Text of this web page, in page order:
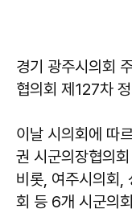
경기 광주시의회
협의회 제127차
이날 시의회에 따
권 시군의장협의
비롯, 여주시의회,
회 등 6개 시군의